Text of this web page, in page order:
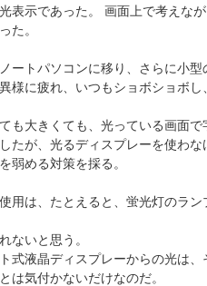
表示であった。 画面上で考えな
た。
ートパソコンに移り、さらに小型
様に疲れ、いつもショボショボ
も大きくても、光っている画面で
たが、光るディスプレーを使わ
弱める対策を採る。
用は、たとえると、蛍光灯のラン
ないと思う。
式液晶ディスプレーからの光は
は気付かないだけなのだ。